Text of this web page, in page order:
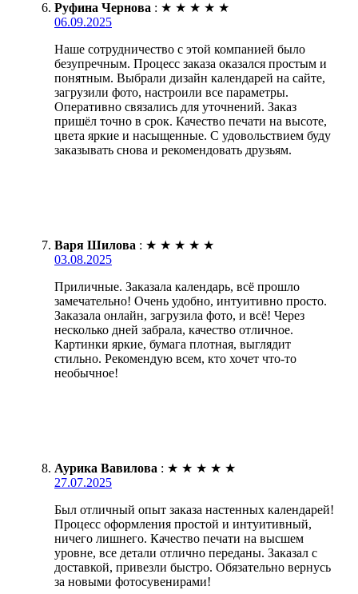
Руфина Чернова : ★ ★ ★ ★ ★
06.09.2025
Наше сотрудничество с этой компанией было
безупречным. Процесс заказа оказался простым и
понятным. Выбрали дизайн календарей на сайте,
загрузили фото, настроили все параметры.
Оперативно связались для уточнений. Заказ
пришёл точно в срок. Качество печати на высоте,
цвета яркие и насыщенные. С удовольствием буду
заказывать снова и рекомендовать друзьям.
Варя Шилова : ★ ★ ★ ★ ★
03.08.2025
Приличные. Заказала календарь, всё прошло
замечательно! Очень удобно, интуитивно просто.
Заказала онлайн, загрузила фото, и всё! Через
несколько дней забрала, качество отличное.
Картинки яркие, бумага плотная, выглядит
стильно. Рекомендую всем, кто хочет что-то
необычное!
Аурика Вавилова : ★ ★ ★ ★ ★
27.07.2025
Был отличный опыт заказа настенных календарей!
Процесс оформления простой и интуитивный,
ничего лишнего. Качество печати на высшем
уровне, все детали отлично переданы. Заказал с
доставкой, привезли быстро. Обязательно вернусь
за новыми фотосувенирами!